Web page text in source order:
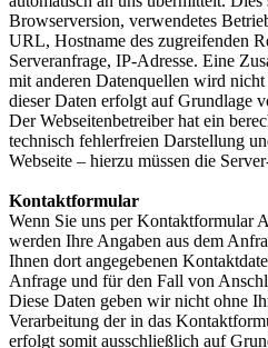
Browserversion, verwendetes
URL, Hostname des zugreifenden
Serveranfrage, IP-Adresse. Eine
mit anderen Datenquellen wird
dieser Daten erfolgt auf Grundlage
Der Webseitenbetreiber hat ein
technisch fehlerfreien Darstellung
Webseite – hierzu müssen die
Kontaktformular
Wenn Sie uns per Kontaktformular
werden Ihre Angaben aus dem
Ihnen dort angegebenen
Anfrage und für den Fall von
Diese Daten geben wir nicht ohne
Verarbeitung der in das
erfolgt somit ausschließlich auf